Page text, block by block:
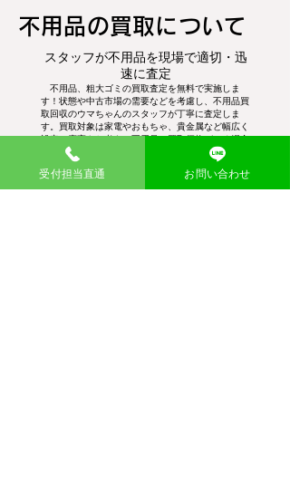
​不用品の買取について
スタッフが不用品を現場で適切・迅
速に査定
不用品、粗大ゴミの買取査定を無料で実施しま
す！状態や中古市場の需要などを考慮し、不用品買
取回収のウマちゃんのスタッフが丁寧に査定しま
す。買取対象は家電やおもちゃ、貴金属など幅広く
設定。廃棄をお考えの不用品に買取価格がつく場合
がございます。
受付担当直通 お問い合わせ